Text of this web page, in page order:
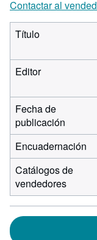
Contactar al
Título
Editor
Fecha de
publicación
Encuadernación
Catálogos de
vendedores